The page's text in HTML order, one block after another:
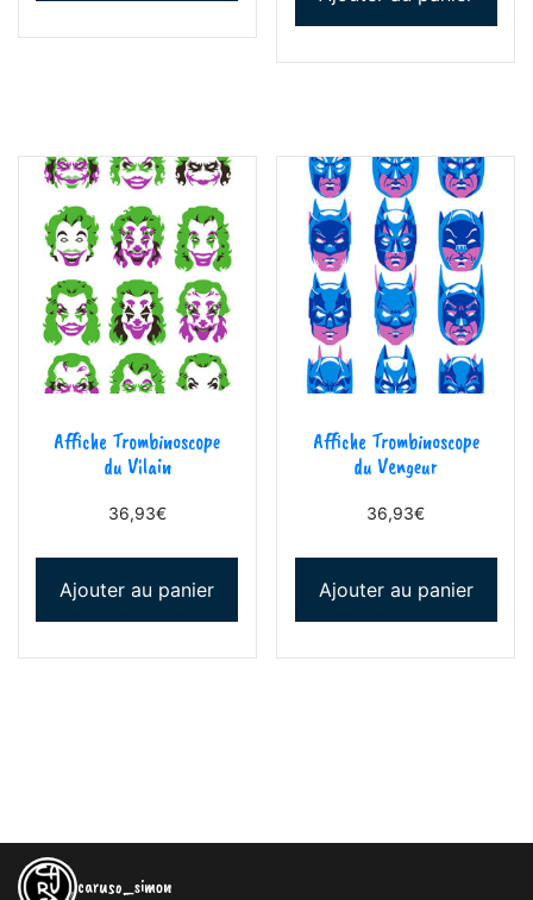
Affiche Trombinoscope
du Vilain
36,93€
Ajouter au panier
Affiche Trombinoscope
du Vengeur
36,93€
Ajouter au panier
caruso_simon